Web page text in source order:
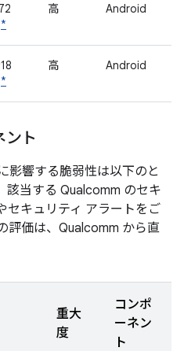
*
高 Android
*
高 Android
ト
影響する脆弱性は以下のと
該当する Qualcomm のセキ
セキュリティ アラートをご
評価は、Qualcomm から直
重大
度
コンポ
ーネン
ト